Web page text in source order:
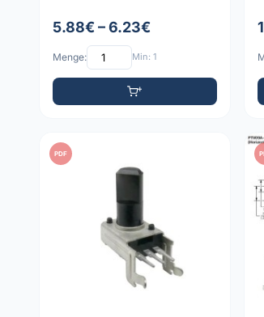
5.88€ – 6.23€
Menge: Min: 1
PDF